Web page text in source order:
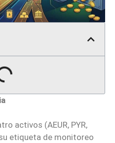
activos (AEUR, PYR,
su etiqueta de monitoreo